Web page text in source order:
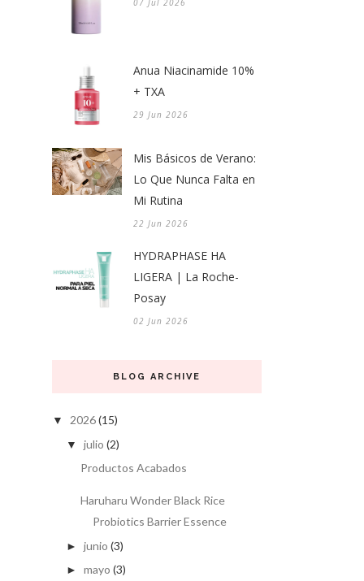
07 Jul 2026
Anua Niacinamide 10%
+ TXA
29 Jun 2026
Mis Básicos de Verano:
Lo Que Nunca Falta en
Mi Rutina
22 Jun 2026
HYDRAPHASE HA
LIGERA | La Roche-
Posay
02 Jun 2026
BLOG ARCHIVE
▼ 2026(15)
▼ julio (2)
Productos Acabados
Haruharu Wonder Black Rice
Probiotics Barrier Essence
► junio (3)
► mayo (3)